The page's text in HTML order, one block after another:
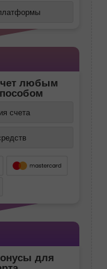
любым
счета
для